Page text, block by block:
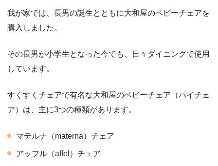
我が家では、長男の誕生とともに大和屋のベビーチェアを
購入しました。
その長男が小学生となった今でも、日々ダイニングで使用
しています。
すくすくチェアで有名な大和屋のベビーチェア（ハイチェ
ア）は、主に3つの種類があります。
マテルナ（materna）チェア
アッフル（affel）チェア